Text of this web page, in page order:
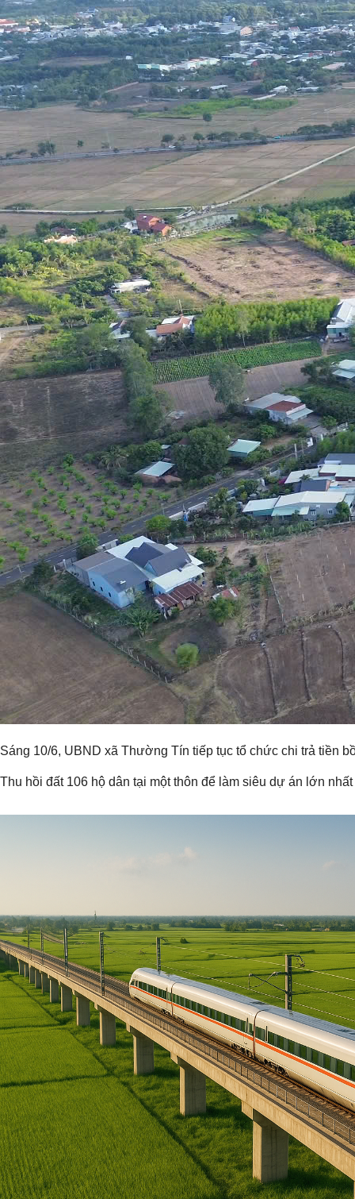
Sáng 10/6, UBND xã Thường Tín tiếp tục tổ chức chi trả tiền
Thu hồi đất 106 hộ dân tại một thôn để làm siêu dự án lớn